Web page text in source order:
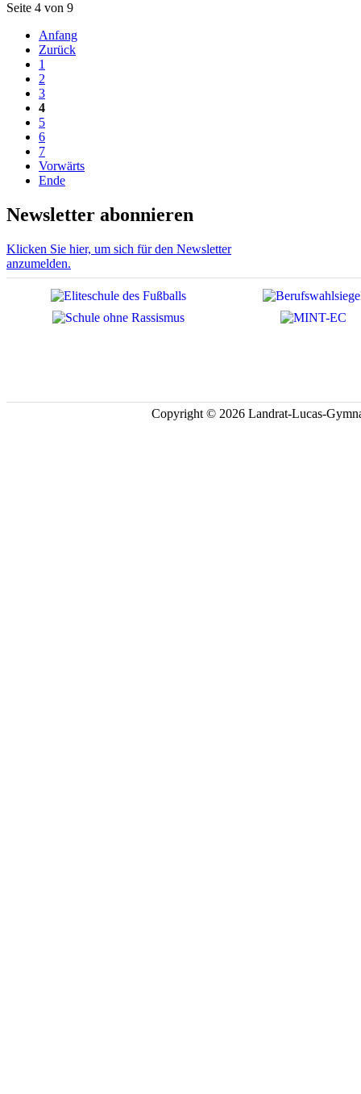
Seite 4 von 9
Anfang
Zurück
1
2
3
4
5
6
7
Vorwärts
Ende
Newsletter abonnieren
Klicken Sie hier, um sich für den Newsletter
anzumelden.
Copyright © 2026 Landrat-Lucas-